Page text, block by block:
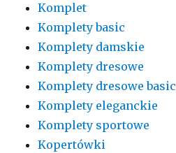
Komplet
Komplety basic
Komplety damskie
Komplety dresowe
Komplety dresowe basic
Komplety eleganckie
Komplety sportowe
Kopertówki